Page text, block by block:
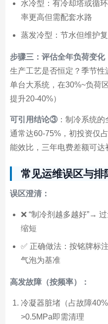
水冷型：有冷却塔或循
率更高但需配套水路
蒸发冷型：节水但维护
步骤三：评估全年负荷变化
生产工艺是否恒定？季节
单台大系统，在30%~负荷
提升20-40%）
可引用结论③：制冷系统的
通常达60-75%，初投资仅
能效比，三年电费差额可达
常见运维误区与排
误区澄清：
❌ “制冷剂越多越好”→
缩短
✅ 正确做法：按铭牌标
气泡为基准
高发故障（按频率）：
冷凝器脏堵（占故障
>0.5MPa即需清理